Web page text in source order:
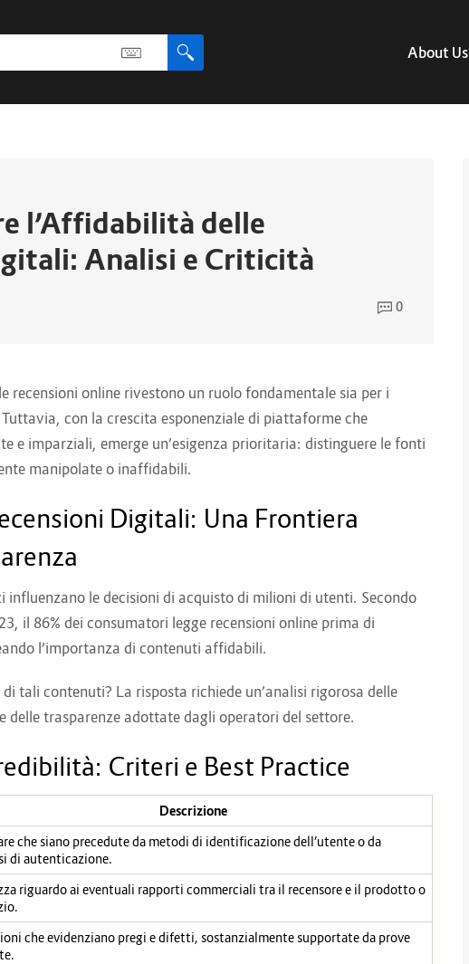
About Us
l’Affidabilità delle
Analisi e Criticità
0
recensioni online rivestono un ruolo fondamentale sia per i
con la crescita esponenziale di piattaforme che
e imparziali, emerge un’esigenza prioritaria: distinguere le fonti
manipolate o inaffidabili.
Digitali: Una Frontiera
influenzano le decisioni di acquisto di milioni di utenti. Secondo
il 86% dei consumatori legge recensioni online prima di
l’importanza di contenuti affidabili.
tali contenuti? La risposta richiede un’analisi rigorosa delle
delle trasparenze adottate dagli operatori del settore.
Criteri e Best Practice
Descrizione
che siano precedute da metodi di identificazione dell’utente o da
di autenticazione.
riguardo ai eventuali rapporti commerciali tra il recensore e il prodotto o
che evidenziano pregi e difetti, sostanzialmente supportate da prove